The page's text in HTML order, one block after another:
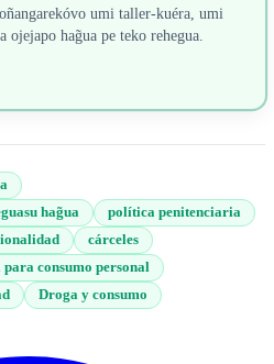
umi taller-kuéra, umi
ojejapo hag̃ua pe teko rehegua.
hag̃ua
política penitenciaria
cárceles
para consumo personal
Droga y consumo